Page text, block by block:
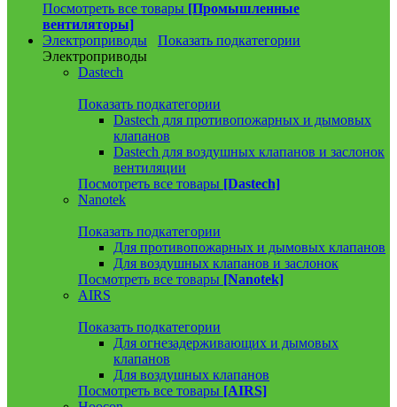
Посмотреть все товары [Промышленные
вентиляторы]
Электроприводы
Показать подкатегории
Электроприводы
Dastech
Показать подкатегории
Dastech для противопожарных и дымовых
клапанов
Dastech для воздушных клапанов и заслонок
вентиляции
Посмотреть все товары [Dastech]
Nanotek
Показать подкатегории
Для противопожарных и дымовых клапанов
Для воздушных клапанов и заслонок
Посмотреть все товары [Nanotek]
AIRS
Показать подкатегории
Для огнезадерживающих и дымовых
клапанов
Для воздушных клапанов
Посмотреть все товары [AIRS]